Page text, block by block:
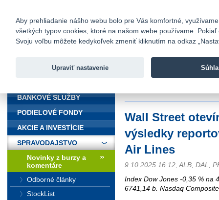
Fio banka
Fio banka
Wall Street
výsledky
Air Lines
9.10.2025 16:12, ALB, DAL,
Index Dow Jones -0,35 % na
6741,14 b. Nasdaq
BANKOVÉ SLUŽBY
PODIELOVÉ FONDY
AKCIE A INVESTÍCIE
SPRAVODAJSTVO
Novinky z burzy a
komentáre
Odborné články
StockList
Aby prehliadanie nášho webu bolo pre Vás komfortné,
všetkých typov cookies, ktoré na našom webe používame.
Svoju voľbu môžete kedykoľvek zmeniť kliknutím na odkaz
Upraviť nastavenie